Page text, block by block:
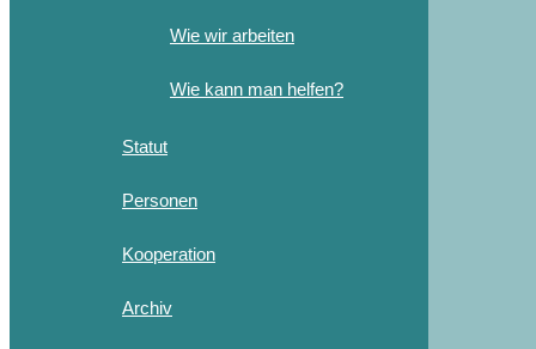
Wie wir arbeiten
Wie kann man helfen?
Statut
Personen
Kooperation
Archiv